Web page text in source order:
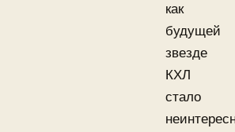
как
будущей
звезде
КХЛ
стало